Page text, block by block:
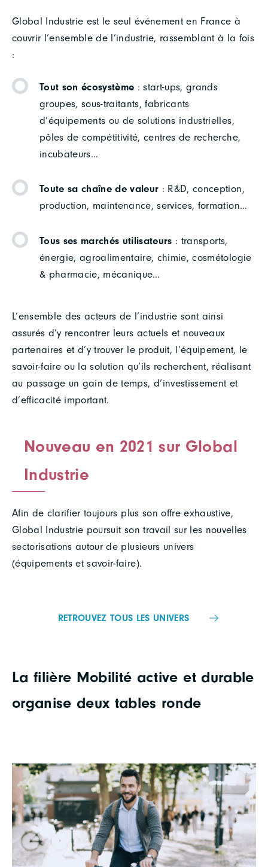
Global Industrie est le seul événement en France à
couvrir l’ensemble de l’industrie, rassemblant à la fois
:
Tout son écosystème : start-ups, grands
groupes, sous-traitants, fabricants
d’équipements ou de solutions industrielles,
pôles de compétitivité, centres de recherche,
incubateurs…
Toute sa chaîne de valeur : R&D, conception,
production, maintenance, services, formation…
Tous ses marchés utilisateurs : transports,
énergie, agroalimentaire, chimie, cosmétologie
& pharmacie, mécanique…
L’ensemble des acteurs de l’industrie sont ainsi
assurés d’y rencontrer leurs actuels et nouveaux
partenaires et d’y trouver le produit, l’équipement, le
savoir-faire ou la solution qu’ils recherchent, réalisant
au passage un gain de temps, d’investissement et
d’efficacité important.
Nouveau en 2021 sur Global
Industrie
Afin de clarifier toujours plus son offre exhaustive,
Global Industrie poursuit son travail sur les nouvelles
sectorisations autour de plusieurs univers
(équipements et savoir-faire).
RETROUVEZ TOUS LES UNIVERS
La filière Mobilité active et durable
organise deux tables ronde